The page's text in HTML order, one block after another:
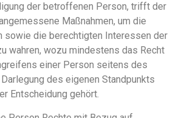
der betroffenen Person, trifft der
Maßnahmen, um die
sowie die berechtigten Interessen der
wahren, wozu mindestens das Recht
einer Person seitens des
des eigenen Standpunkts
Entscheidung gehört.